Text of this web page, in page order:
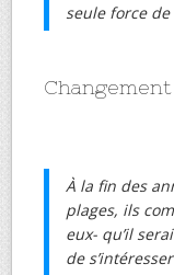
seule force
À la fin des
plages, ils
eux- qu’il
de